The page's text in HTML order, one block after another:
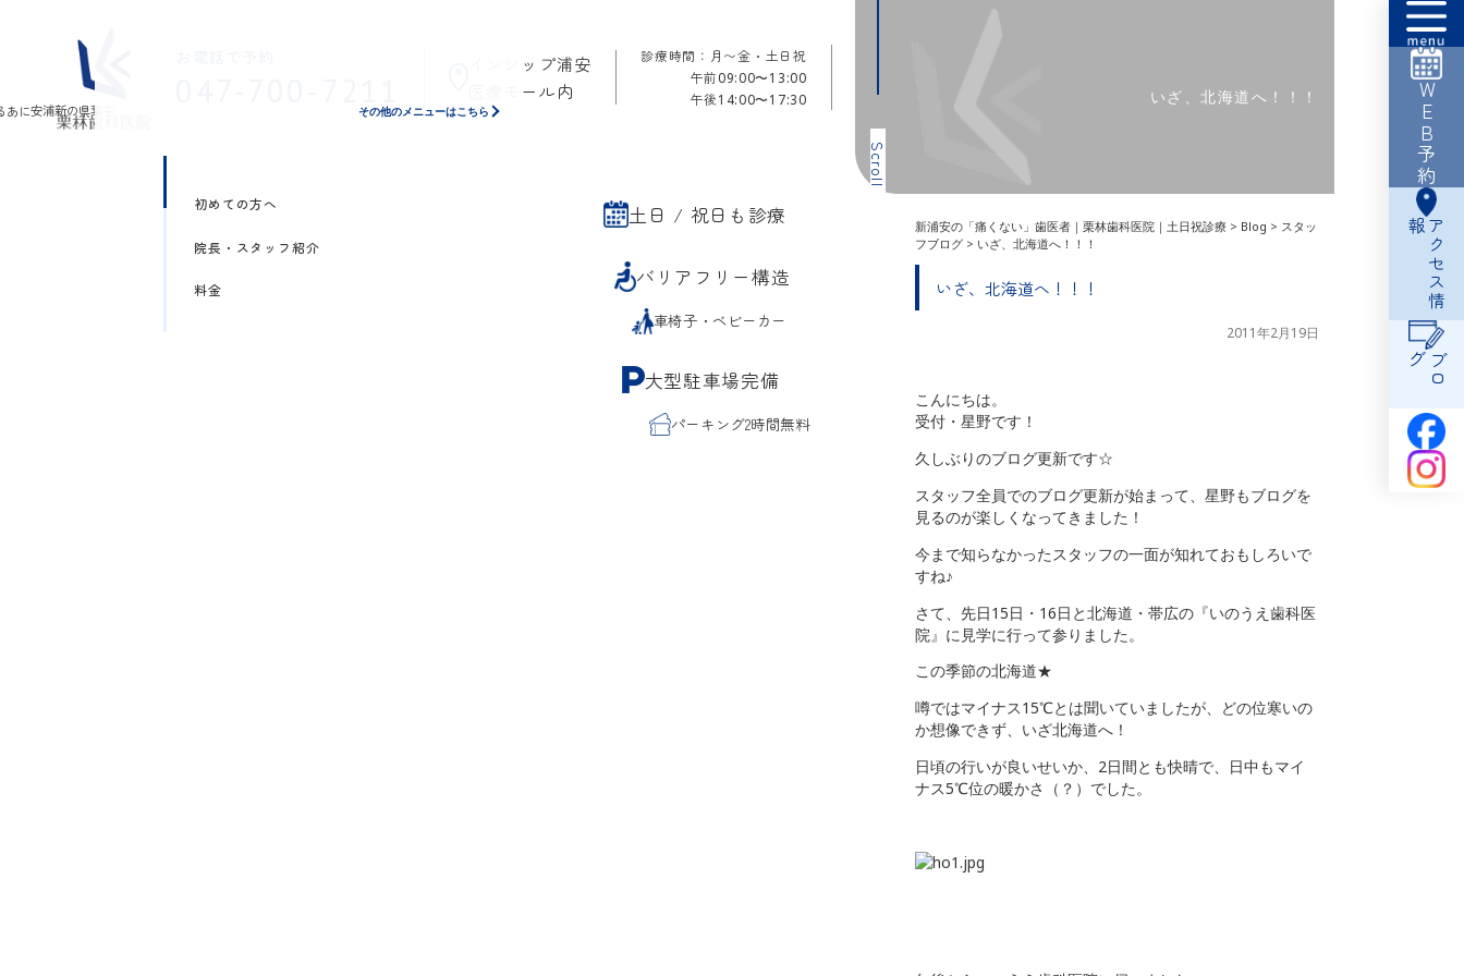
インシップ浦安
医療モール内
診療時間：月〜金・土日祝
午前09:00〜13:00
午後14:00〜17:30
初めての方へ
院長・スタッフ紹介
料金
土日 / 祝日も診療
バリアフリー構造
車椅子・ベビーカー
大型駐車場完備
パーキング2時間無料
その他のメニューはこちら WEB予約
ア
ク
セ
ス
情
報
ブ
ロ
グ
Scroll
いざ、北海道へ！！！
新浦安の「痛くない」歯医者｜栗林歯科医院｜土日祝診療 > Blog > スタッ
フブログ > いざ、北海道へ！！！
いざ、北海道へ！！！
2011年2月19日
こんにちは。
受付・星野です！
久しぶりのブログ更新です☆
スタッフ全員でのブログ更新が始まって、星野もブログを
見るのが楽しくなってきました！
今まで知らなかったスタッフの一面が知れておもしろいで
すね♪
さて、先日15日・16日と北海道・帯広の『いのうえ歯科医
院』に見学に行って参りました。
この季節の北海道★
噂ではマイナス15℃とは聞いていましたが、どの位寒いの
か想像できず、いざ北海道へ！
日頃の行いが良いせいか、2日間とも快晴で、日中もマイ
ナス5℃位の暖かさ（？）でした。